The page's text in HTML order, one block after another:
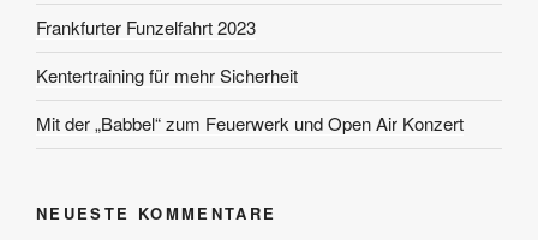
Frankfurter Funzelfahrt 2023
Kentertraining für mehr Sicherheit
Mit der „Babbel“ zum Feuerwerk und Open Air Konzert
NEUESTE KOMMENTARE